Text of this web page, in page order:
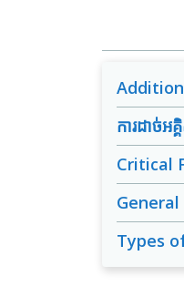
ការដាច់
Critical
General
Types